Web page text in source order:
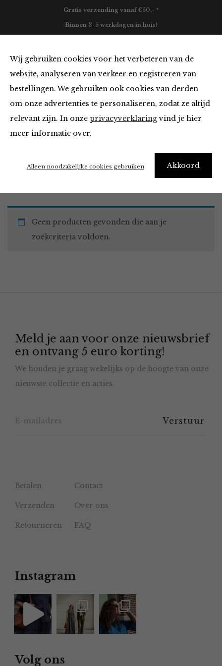
Wij gebruiken cookies voor het verbeteren van de
website, analyseren van verkeer en registreren van
bestellingen. We gebruiken ook cookies van derden
om onze advertenties te personaliseren, zodat ze altijd
relevant zijn. In onze privacyverklaringvind je hier
meer informatie over.
Akkoord
Alleen noodzakelijke cookies gebruiken
Gratis verzending vanaf €50,- *
Binnen 3-5 werkdagen in huis!
Must Haves
Home Winkel Accessoires Must Haves
Geen producten gevonden die aan je
zoekcriteria voldoen.
Meld je aan voor onze nieuwsbrief
en ontvang 5 euro korting!
We houden je graag wekelijks op de hoogte van onze
nieuwste collectie en acties.
Betalen Contact
Verzenden Over ons
Retourneren FAQ
Instagram
Volg ons